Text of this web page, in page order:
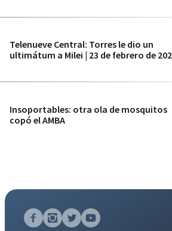
Telenueve Central: Torres le dio un
ultimátum a Milei | 23 de febrero de
Insoportables: otra ola de mosquitos
copó el AMBA